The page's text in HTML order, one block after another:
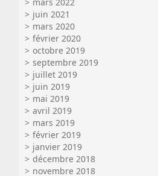
mars 2022
juin 2021
mars 2020
février 2020
octobre 2019
septembre 2019
juillet 2019
juin 2019
mai 2019
avril 2019
mars 2019
février 2019
janvier 2019
décembre 2018
novembre 2018